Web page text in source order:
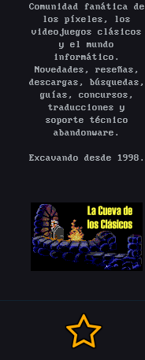
Comunidad fanática de
los píxeles, los
videojuegos clásicos
y el mundo
informático.
Novedades, reseñas,
descargas, búsquedas,
guías, concursos,
traducciones y
soporte técnico
abandonware.
Excavando desde 1998.